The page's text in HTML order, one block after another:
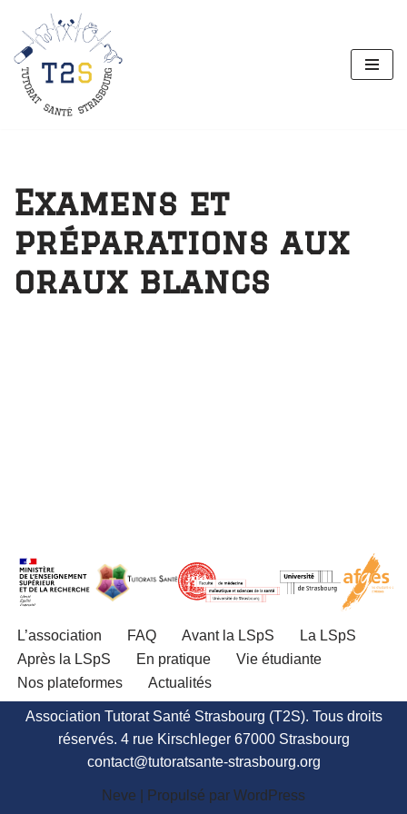
Aller
au
contenu
Examens et
préparations aux
oraux blancs
L’association FAQ Avant la LSpS
La LSpS
Après la LSpS
En pratique
Vie étudiante
Nos plateformes
Actualités
Association Tutorat Santé Strasbourg (T2S). Tous droits
réservés. 4 rue Kirschleger 67000 Strasbourg
contact@tutoratsante-strasbourg.org
Neve | Propulsé par WordPress